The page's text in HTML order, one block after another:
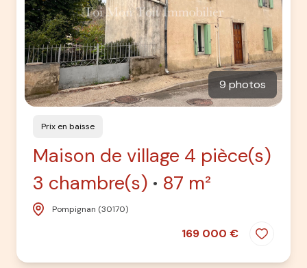
9 photos
Prix en baisse
Maison de village 4 pièce(s)
3 chambre(s)
87 m²
Pompignan (30170)
169 000 €